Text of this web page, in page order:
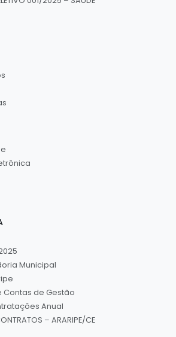
Municipal
Contas de Gestão
Anual
– ARARIPE/CE